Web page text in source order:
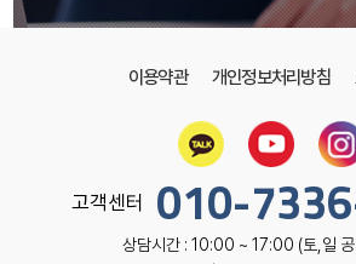
이용약관 개인정보처리방침
고객센터 010-
상담시간 : 10:00 ~ 17:00 (토,일 공